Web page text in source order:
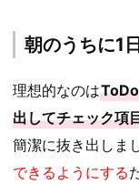
朝のうちに1
理想的なのは
出してチェック項
簡潔に抜き出しま
できるようにする